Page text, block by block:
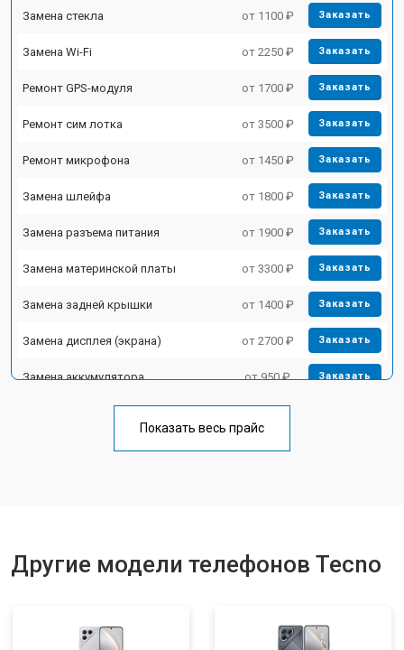
Замена стекла от 1100 ₽ Заказать
Замена Wi-Fi от 2250 ₽ Заказать
Ремонт GPS-модуля от 1700 ₽ Заказать
Ремонт сим лотка от 3500 ₽ Заказать
Ремонт микрофона от 1450 ₽ Заказать
Замена шлейфа от 1800 ₽ Заказать
Замена разъема питания от 1900 ₽ Заказать
Замена материнской платы от 3300 ₽ Заказать
Замена задней крышки от 1400 ₽ Заказать
Замена дисплея (экрана) от 2700 ₽ Заказать
Замена аккумулятора от 950 ₽ Заказать
Ремонт цепи питания от 3200 ₽
Показать весь прайс
Другие модели телефонов Tecno